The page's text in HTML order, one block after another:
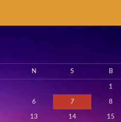
N S B
1
6 7 8
13 14 15